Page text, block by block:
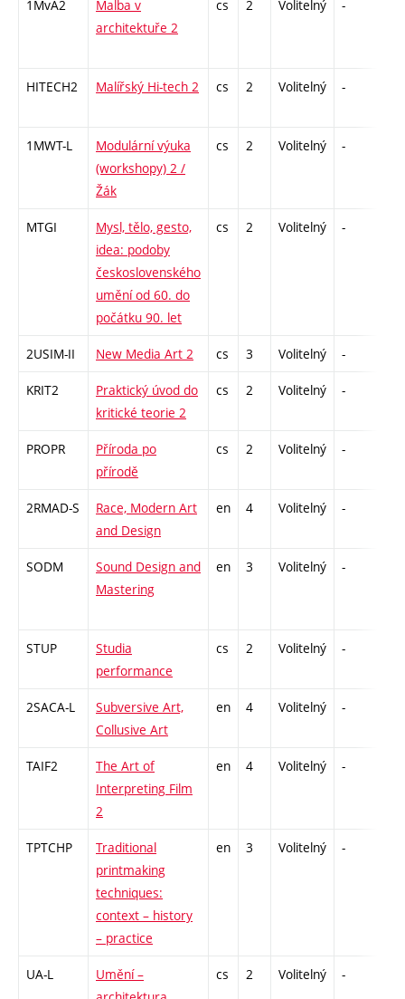
1MvA2
Malba v
architektuře 2
cs 2 Volitelný -
HITECH2 Malířský Hi-tech 2 cs 2 Volitelný -
1MWT-L
Modulární výuka
(workshopy) 2 /
Žák
cs 2 Volitelný -
MTGI
Mysl, tělo, gesto,
idea: podoby
československého
umění od 60. do
počátku 90. let
cs 2 Volitelný -
2USIM-II New Media Art 2 cs 3 Volitelný -
KRIT2
Praktický úvod do
kritické teorie 2
cs 2 Volitelný -
PROPR
Příroda po
přírodě
cs 2 Volitelný -
2RMAD-S
Race, Modern Art
and Design
en 4 Volitelný -
SODM
Sound Design and
Mastering
en 3 Volitelný -
STUP
Studia
performance
cs 2 Volitelný -
2SACA-L
Subversive Art,
Collusive Art
en 4 Volitelný -
TAIF2
The Art of
Interpreting Film
2
en 4 Volitelný -
TPTCHP
Traditional
printmaking
techniques:
context – history
– practice
en 3 Volitelný -
UA-L
Umění –
cs 2 Volitelný -